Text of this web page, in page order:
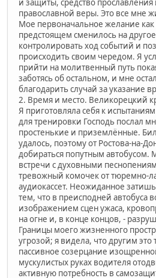
и защиты, средство
православной веры. Это все мне
Мое первоначальное желание
предстоящем сменилось на
контролировать ход событий и
происходить своим чередом. Я
прийти на молитвенный путь
заботясь об остальном, и мне
благодарить случай за указание
2. Время и место. Великорецкий
Я приготовляла себя к
для тренировки Господь послал
простенькие и приземлённые.
удалось, поэтому от Ростова-на-
добираться попутным
встречи с духовными
тревожный комочек от тюремно-
аудиокассет. Неожиданное
тем, что в преисподней автобуса
изображением сцен ужаса,
на огне и, в конце концов, -
Границы моего жизненного
угрозой; я видела, что другим
пассивное созерцание
мускулистых руках водителя
активную потребность в